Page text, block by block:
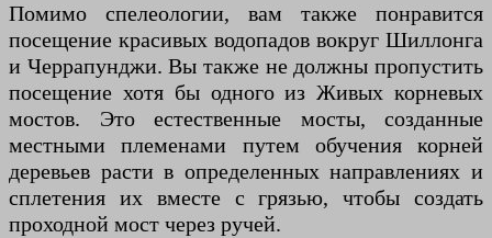
Помимо спелеологии, вам также понравится
посещение красивых водопадов вокруг Шиллонга
и Черрапунджи. Вы также не должны пропустить
посещение хотя бы одного из Живых корневых
мостов. Это естественные мосты, созданные
местными племенами путем обучения корней
деревьев расти в определенных направлениях и
сплетения их вместе с грязью, чтобы создать
проходной мост через ручей.